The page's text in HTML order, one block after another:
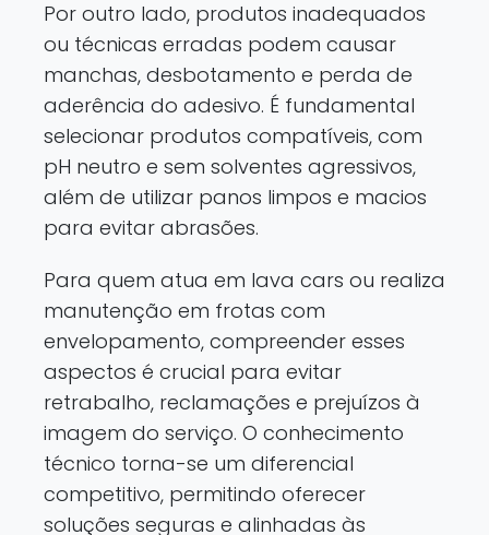
Por outro lado, produtos inadequados
ou técnicas erradas podem causar
manchas, desbotamento e perda de
aderência do adesivo. É fundamental
selecionar produtos compatíveis, com
pH neutro e sem solventes agressivos,
além de utilizar panos limpos e macios
para evitar abrasões.
Para quem atua em lava cars ou realiza
manutenção em frotas com
envelopamento, compreender esses
aspectos é crucial para evitar
retrabalho, reclamações e prejuízos à
imagem do serviço. O conhecimento
técnico torna-se um diferencial
competitivo, permitindo oferecer
soluções seguras e alinhadas às